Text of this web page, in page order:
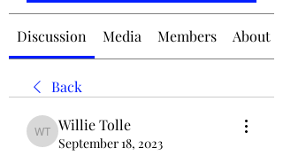
Discussion Media Members About
Back
Willie Tolle
Willie Tolle
September 18, 2023